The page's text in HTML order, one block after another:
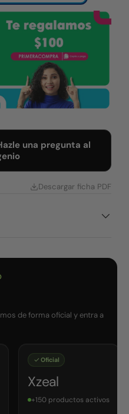
una pregunta al
Descargar ficha PDF
de forma oficial y entra a
productos activos
+300